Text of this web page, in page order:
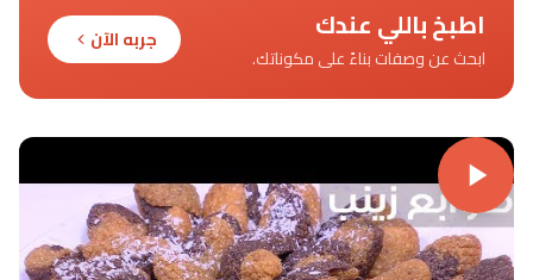
اطبخ باللي عندك
ابحث عن وصفات بناءً على مكوناتك.
جربه الآن